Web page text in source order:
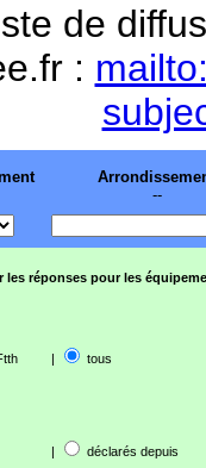
de
:
--
les réponses pour les
| tous
| déclarés depuis